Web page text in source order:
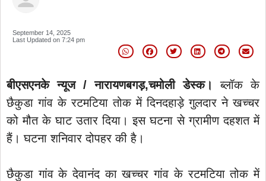
September 14, 2025
Last Updated on 7:24 pm
बीएसएनके न्यूज / नारायणबगड़,चमोली डेस्क।
ब्लॉक के
छैकुडा गांव के रटमटिया तोक में दिनदहाड़े गुलदार ने खच्चर
को मौत के घाट उतार दिया। इस घटना से ग्रामीण दहशत में
हैं। घटना शनिवार दोपहर की है।
छैकुडा गांव के देवानंद का खच्चर गांव के रटमटिया तोक में